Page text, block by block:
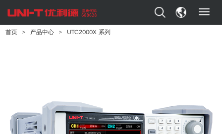
T
o
g
a
首页 > 产品中心 > UTG2000X 系列